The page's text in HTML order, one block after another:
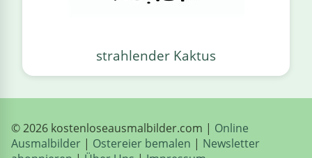
strahlender Kaktus
© 2026 kostenloseausmalbilder.com | Online
Ausmalbilder | Ostereier bemalen | Newsletter